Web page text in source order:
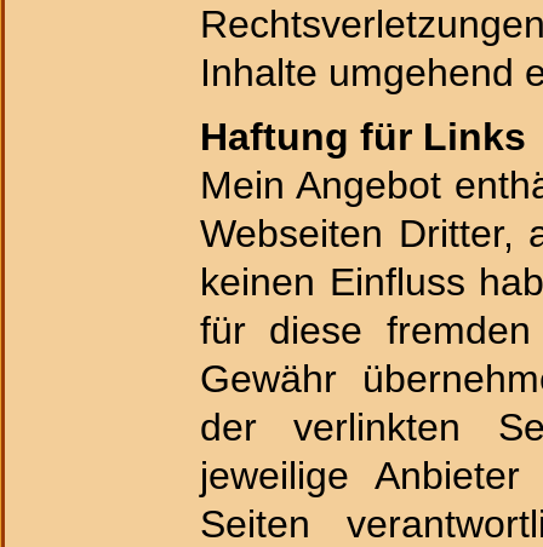
Inhalte umgehend
Haftung für Links
Mein Angebot
Webseiten Dritter,
keinen Einfluss
für diese
Gewähr
der verlinkten
jeweilige
Seiten